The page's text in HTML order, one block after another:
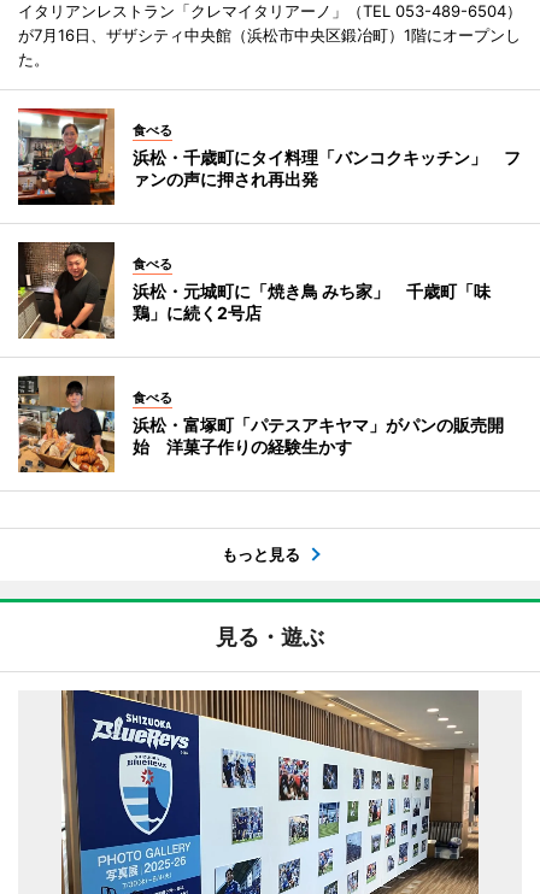
イタリアンレストラン「クレマイタリアーノ」（TEL 053-489-6504）
が7月16日、ザザシティ中央館（浜松市中央区鍛冶町）1階にオープンし
た。
食べる
浜松・千歳町にタイ料理「バンコクキッチン」 フ
ァンの声に押され再出発
食べる
浜松・元城町に「焼き鳥 みち家」 千歳町「味
鶏」に続く2号店
食べる
浜松・富塚町「パテスアキヤマ」がパンの販売開
始 洋菓子作りの経験生かす
もっと見る
見る・遊ぶ